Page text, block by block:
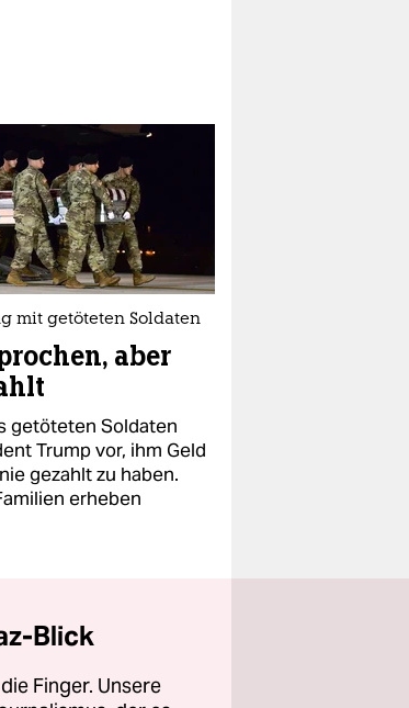
mit getöteten Soldaten
aber
getöteten Soldaten
Trump vor, ihm Geld
gezahlt zu haben.
erheben
Blick
Finger. Unsere